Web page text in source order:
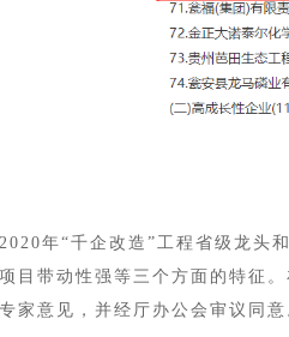
2020年“千企改造”工程省级龙头
目带动性强等三个方面的特征
家意见，并经厅办公会审议同意